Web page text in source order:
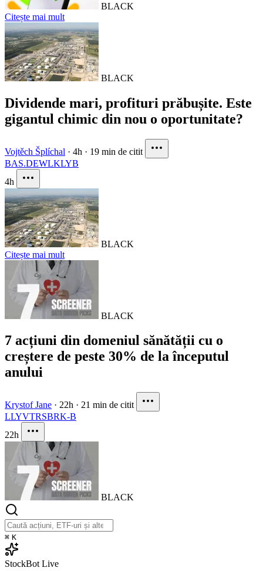
BLACK
Citește mai mult
BLACK
Dividende mari, profituri prăbușite. Este
gigantul chimic din nou o oportunitate?
Vojtěch Šplíchal · 4h · 19 min de citit
BAS.DEWLKLYB
4h
BLACK
Citește mai mult
BLACK
7 acțiuni din domeniul sănătății cu o
creștere de peste 30% de la începutul
anului
Krystof Jane · 22h · 21 min de citit
LLYVTRSBRK-B
22h
BLACK
⌘ K
StockBot Live